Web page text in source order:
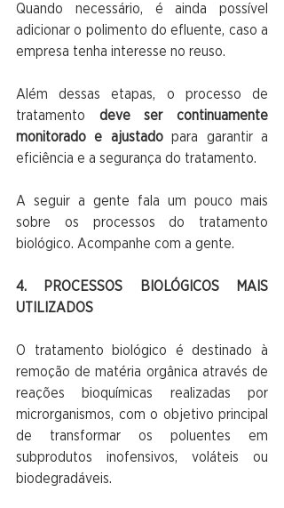
Quando necessário, é ainda possível
adicionar o polimento do efluente, caso a
empresa tenha interesse no reuso.
Além dessas etapas, o processo de
tratamento deve ser continuamente
monitorado e ajustado para garantir a
eficiência e a segurança do tratamento.
A seguir a gente fala um pouco mais
sobre os processos do tratamento
biológico. Acompanhe com a gente.
4. PROCESSOS BIOLÓGICOS MAIS
UTILIZADOS
O tratamento biológico é destinado à
remoção de matéria orgânica através de
reações bioquímicas realizadas por
microrganismos, com o objetivo principal
de transformar os poluentes em
subprodutos inofensivos, voláteis ou
biodegradáveis.